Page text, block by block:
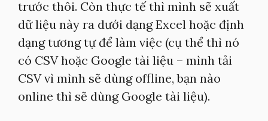
trước thôi. Còn thực tế thì mình sẽ xuất
dữ liệu này ra dưới dạng Excel hoặc định
dạng tương tự để làm việc (cụ thể thì nó
có CSV hoặc Google tài liệu – mình tải
CSV vì mình sẽ dùng offline, bạn nào
online thì sẽ dùng Google tài liệu).